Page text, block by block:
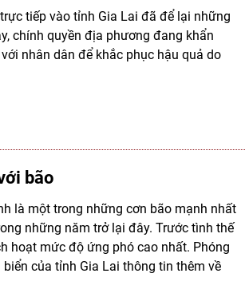
tiếp vào tỉnh Gia Lai đã để lại những
chính quyền địa phương đang khẩn
nhân dân để khắc phục hậu quả do
bão
là một trong những cơn bão mạnh nhất
những năm trở lại đây. Trước tình thế
hoạt mức độ ứng phó cao nhất. Phóng
của tỉnh Gia Lai thông tin thêm về